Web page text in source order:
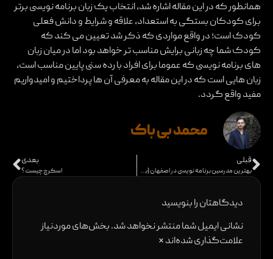
همانطور که در این مقاله اشاره شد، انتخاب یک زبان برنامه نویسی برتر
برای کودکان بستگی به استعداد، علاقه و شرایط و دانش فعلی
کودک است؛ در واقع مواردی که ذکر شد تعیین می کند که
کودک شما چه زبانی برایش مناسب تر خواهد بود اما در میان زبان
های برنامه نویسی که عموما برای افراد با رده سنی پایین مناسب است،
زبان هایی است که در این مقاله به معرفی آن ها پرداختیم و امیدواریم
مفید واقع گردد.
محمد بی باک
قبلی
بهترین مدرسین برنامه نویسی در اصفهان (بخش اول)
بعدی
اسکرچ چیست؟
دیدگاهتان را بنویسید
نشانی ایمیل شما منتشر نخواهد شد.بخش‌های موردنیاز
علامت‌گذاری شده‌اند*